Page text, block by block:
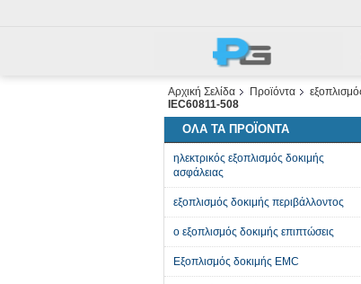
Αρχική Σελίδα Προϊόντα
IEC60811-508
ΌΛΑ ΤΑ ΠΡΟΪΌΝΤΑ
ηλεκτρικός εξοπλισμός δοκιμής
ασφάλειας
εξοπλισμός δοκιμής περιβάλλοντος
ο εξοπλισμός δοκιμής επιπτώσεις
Εξοπλισμός δοκιμής EMC